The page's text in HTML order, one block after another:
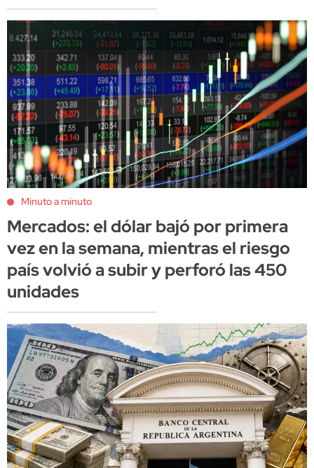
Minuto a minuto
Mercados: el dólar bajó por primera
vez en la semana, mientras el riesgo
país volvió a subir y perforó las 450
unidades